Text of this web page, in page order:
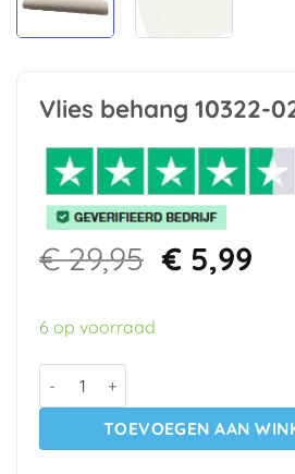
Vlies behang 10322-
€29,95
prijs
€5,99
6 op voorraad
Vlies behang 10322-02 Erismann
TOEVOEGEN AAN